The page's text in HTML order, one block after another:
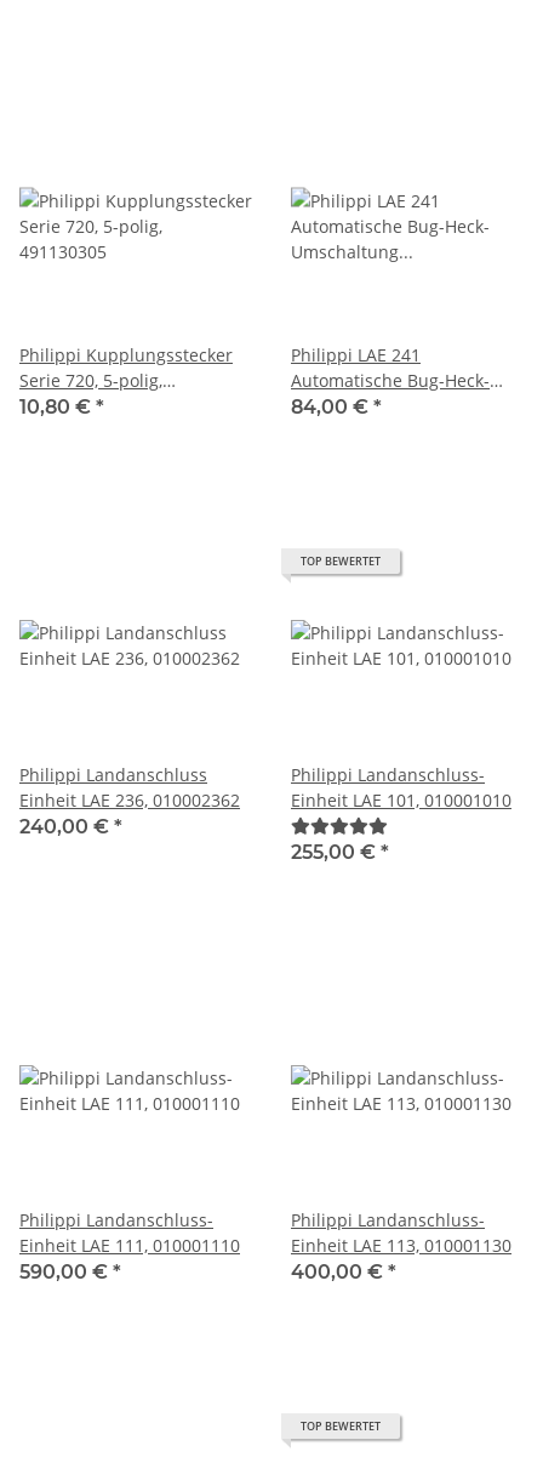
Philippi Kupplungsstecker
Serie 720, 5-polig,
491130305
10,80 € *
Philippi LAE 241
Automatische Bug-Heck-
Umschaltung für den
84,00 € *
Philippi Landanschluss
Einheit LAE 236, 010002362
240,00 € *
TOP BEWERTET
Philippi Landanschluss-
Einheit LAE 101, 010001010
255,00 € *
Philippi Landanschluss-
Einheit LAE 111, 010001110
590,00 € *
Philippi Landanschluss-
Einheit LAE 113, 010001130
400,00 € *
TOP BEWERTET